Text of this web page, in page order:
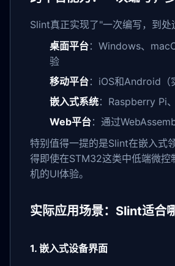
Slint真正实现了"一次编写，到
桌面平台：Windows、
验
移动平台：iOS和Android（
嵌入式系统：Raspberry Pi
Web平台：通过
特别值得一提的是Slint在嵌入式
得即使在STM32这类中低端微
机的UI体验。
实际应用场景：Slint适合
1. 嵌入式设备界面